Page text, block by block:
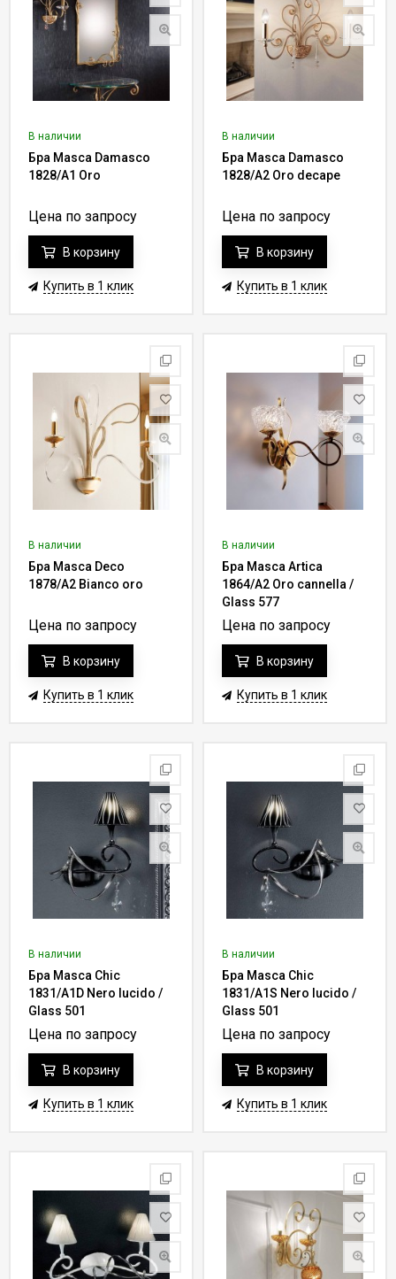
В наличии
Бра Masca Damasco
1828/A1 Oro
Цена по запросу
В корзину
Купить в 1 клик
В наличии
Бра Masca Damasco
1828/A2 Oro decape
Цена по запросу
В корзину
Купить в 1 клик
В наличии
Бра Masca Deco
1878/A2 Bianco oro
Цена по запросу
В корзину
Купить в 1 клик
В наличии
Бра Masca Artica
1864/A2 Oro cannella /
Glass 577
Цена по запросу
В корзину
Купить в 1 клик
В наличии
Бра Masca Chic
1831/A1D Nero lucido /
Glass 501
Цена по запросу
В корзину
Купить в 1 клик
В наличии
Бра Masca Chic
1831/A1S Nero lucido /
Glass 501
Цена по запросу
В корзину
Купить в 1 клик